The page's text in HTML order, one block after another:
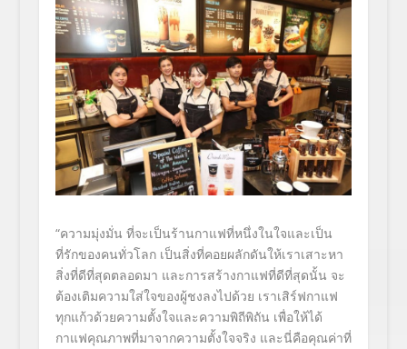
“ความมุ่งมั่น ที่จะเป็นร้านกาแฟที่หนึ่งในใจและเป็น
ที่รักของคนทั่วโลก เป็นสิ่งที่คอยผลักดันให้เราเสาะหา
สิ่งที่ดีที่สุดตลอดมา และการสร้างกาแฟที่ดีที่สุดนั้น จะ
ต้องเติมความใส่ใจของผู้ชงลงไปด้วย เราเสิร์ฟกาแฟ
ทุกแก้วด้วยความตั้งใจและความพิถีพิถัน เพื่อให้ได้
กาแฟคุณภาพที่มาจากความตั้งใจจริง และนี่คือคุณค่าที่